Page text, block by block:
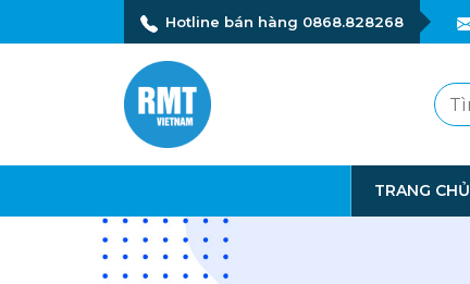
Hotline bán hàng 0868.828268
TRANG CHỦ